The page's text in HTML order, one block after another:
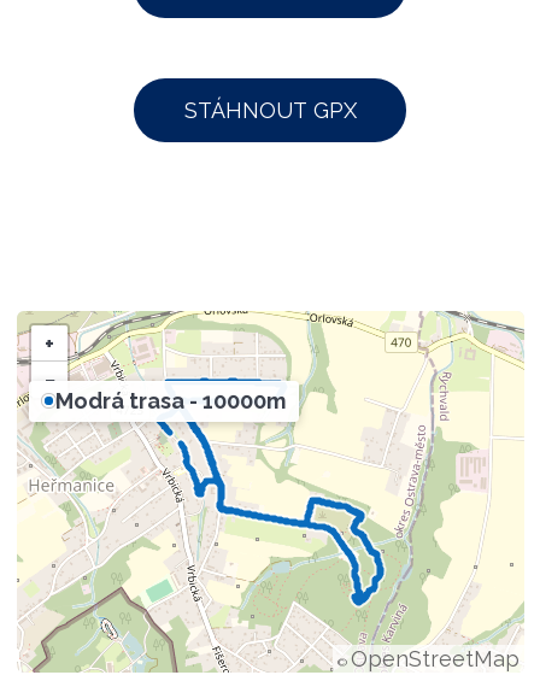
STÁHNOUT GPX
+
−
© OpenStreetMap
Modrá trasa - 10000m